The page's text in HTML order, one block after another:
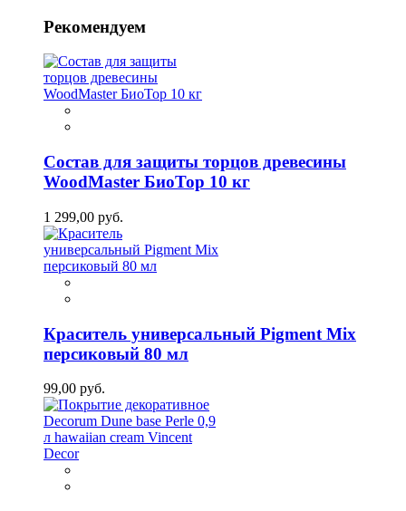
Рекомендуем
Состав для защиты торцов древесины
WoodMaster БиоТор 10 кг
1 299,00 руб.
Краситель универсальный Pigment Mix
персиковый 80 мл
99,00 руб.